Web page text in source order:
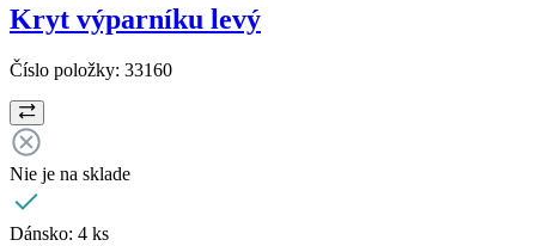
Kryt výparníku levý
Číslo položky: 33160
Nie je na sklade
Dánsko: 4 ks